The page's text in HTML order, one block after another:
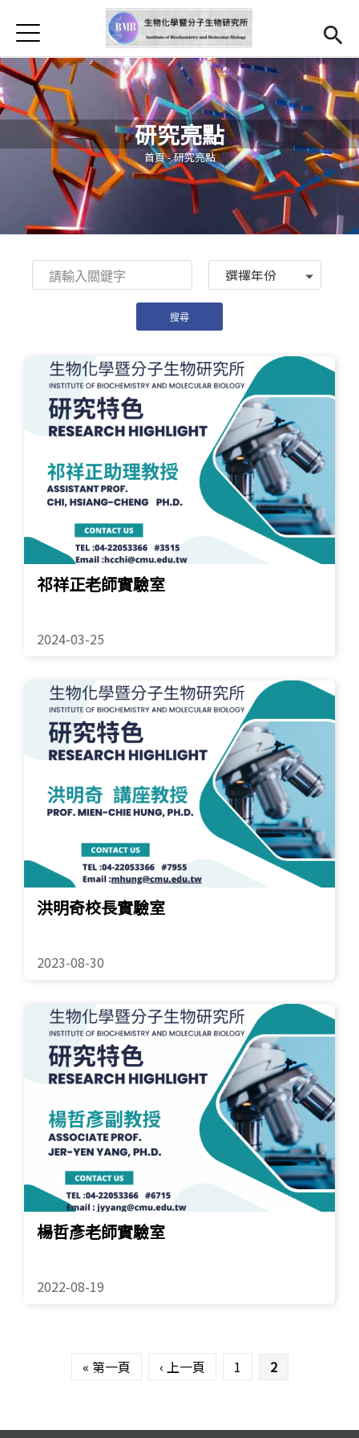
首頁
最新消息
本所簡介
Open
師資
研究亮點
Open submenu (學生專區)
學生專區
法規辦法
Jump to Navigation
Jump to Main content
研究亮點
您在這裡
首頁-研究亮點
Year
祁祥正老師實驗室
2024-03-25
洪明奇校長實驗室
2023-08-30
楊哲彥老師實驗室
2022-08-19
« 第一頁 ‹ 上一頁 1 2